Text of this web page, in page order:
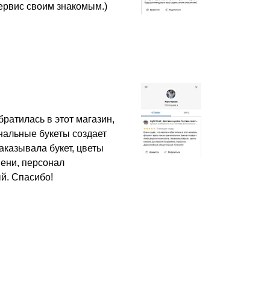
своим знакомым.)
в этот магазин,
букеты создает
букет, цветы
персонал
Спасибо!